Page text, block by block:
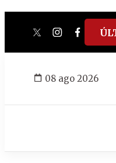
twitterinstagram
08 ago 2026